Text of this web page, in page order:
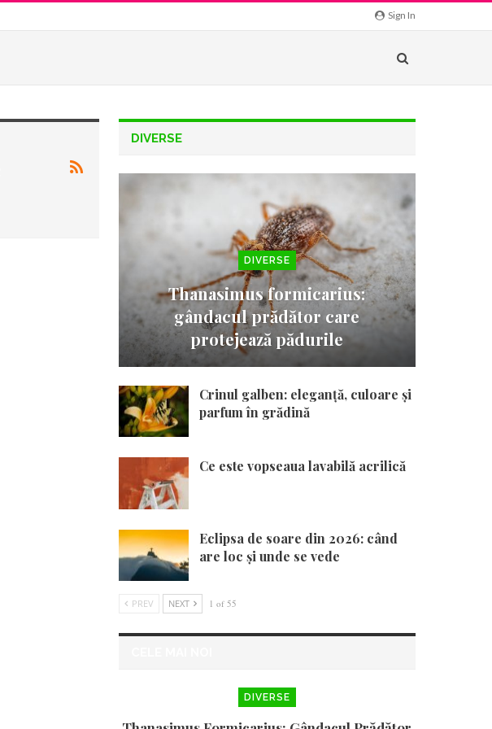
Sign In
DIVERSE
DIVERSE
Thanasimus formicarius:
gândacul prădător care
protejează pădurile
Crinul galben: eleganță, culoare și
parfum în grădină
Ce este vopseaua lavabilă acrilică
Eclipsa de soare din 2026: când
are loc și unde se vede
PREV NEXT 1 of 55
DIVERSE